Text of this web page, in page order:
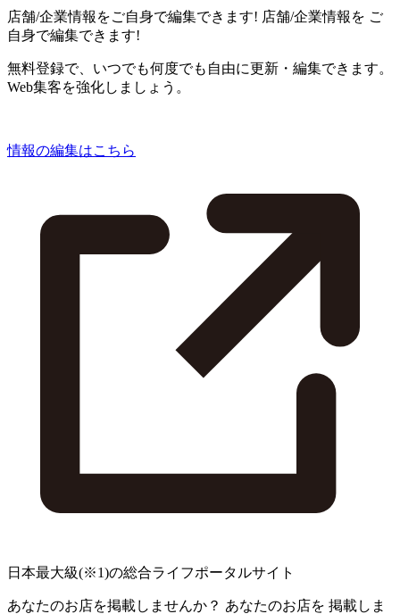
店舗/企業情報をご自身で編集できます! 店舗/企業情報を ご
自身で編集できます!
無料登録で、いつでも何度でも自由に更新・編集できます。
Web集客を強化しましょう。
情報の編集はこちら
日本最大級(※1)の総合ライフポータルサイト
あなたのお店を掲載しませんか？ あなたのお店を 掲載しま